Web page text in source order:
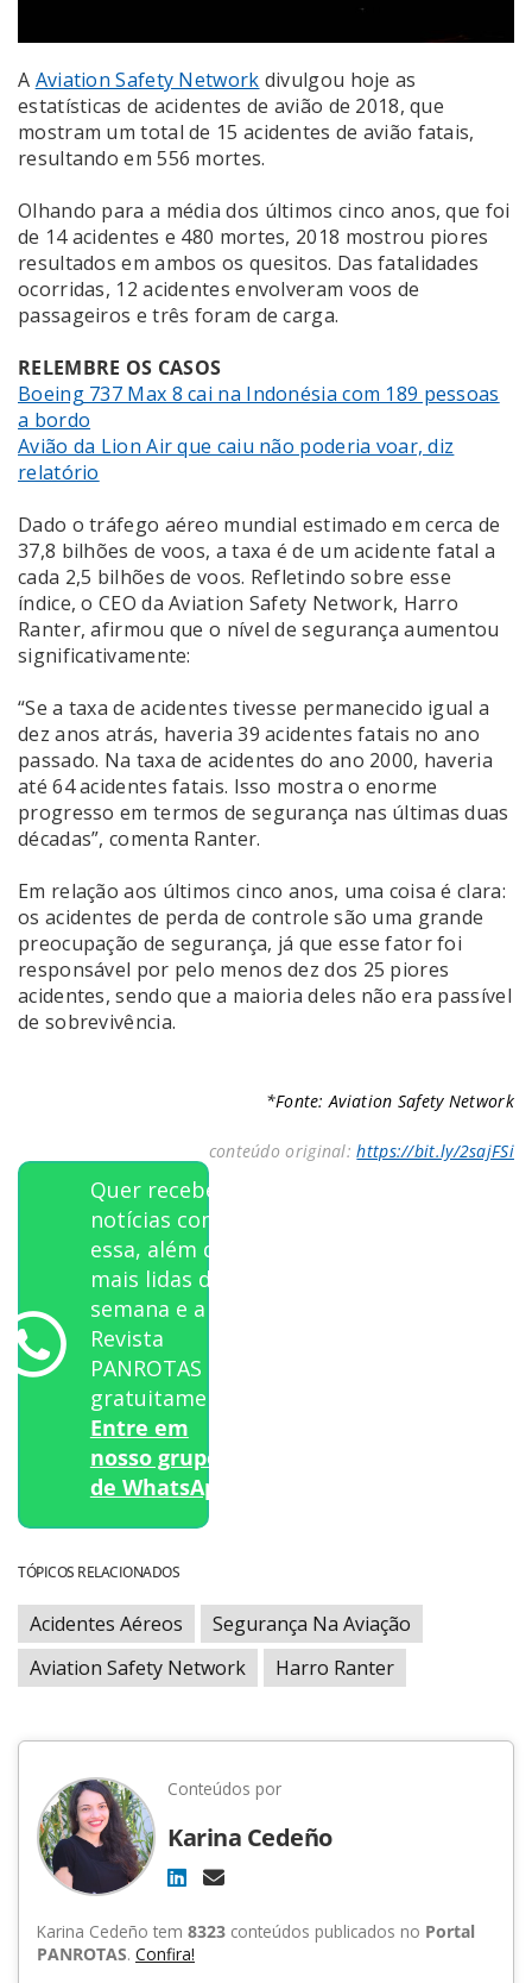
A Aviation Safety Network divulgou hoje as
estatísticas de acidentes de avião de 2018, que
mostram um total de 15 acidentes de avião fatais,
resultando em 556 mortes.
Olhando para a média dos últimos cinco anos, que foi
de 14 acidentes e 480 mortes, 2018 mostrou piores
resultados em ambos os quesitos. Das fatalidades
ocorridas, 12 acidentes envolveram voos de
passageiros e três foram de carga.
RELEMBRE OS CASOS
Boeing 737 Max 8 cai na Indonésia com 189 pessoas
a bordo
Avião da Lion Air que caiu não poderia voar, diz
relatório
Dado o tráfego aéreo mundial estimado em cerca de
37,8 bilhões de voos, a taxa é de um acidente fatal a
cada 2,5 bilhões de voos. Refletindo sobre esse
índice, o CEO da Aviation Safety Network, Harro
Ranter, afirmou que o nível de segurança aumentou
significativamente:
“Se a taxa de acidentes tivesse permanecido igual a
dez anos atrás, haveria 39 acidentes fatais no ano
passado. Na taxa de acidentes do ano 2000, haveria
até 64 acidentes fatais. Isso mostra o enorme
progresso em termos de segurança nas últimas duas
décadas”, comenta Ranter.
Em relação aos últimos cinco anos, uma coisa é clara:
os acidentes de perda de controle são uma grande
preocupação de segurança, já que esse fator foi
responsável por pelo menos dez dos 25 piores
acidentes, sendo que a maioria deles não era passível
de sobrevivência.
*Fonte: Aviation Safety Network
conteúdo original:https://bit.ly/2sajFSi
Quer receber
notícias como
essa, além das
mais lidas da
semana e a
Revista
PANROTAS
gratuitamente?
Entre em
nosso grupo
de WhatsApp.
TÓPICOS RELACIONADOS
Acidentes Aéreos
Segurança Na Aviação
Aviation Safety Network
Harro Ranter
Conteúdos por
Karina Cedeño
Karina Cedeño tem 8323 conteúdos publicados no Portal
PANROTAS. Confira!